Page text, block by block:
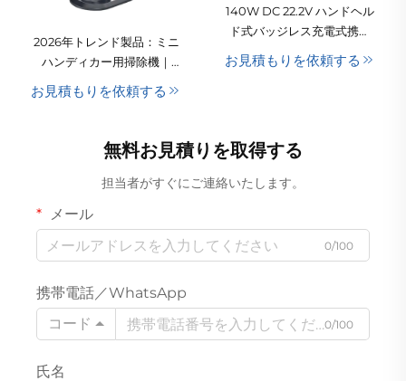
2026年トレンド製品：ミニ
ハンディカー用掃除機｜
USB／電源アダプター対応
｜乾式機能付き｜人気急上
お見積もりを依頼する
140W DC 22.2V ハンドヘル
ド式バッジレス充電式携帯
用真空掃除機（乾式機能付
き）、ホテルおよび家庭用
お見積もりを依頼する
無料お見積りを取得する
担当者がすぐにご連絡いたします。
メール
0/100
携帯電話／WhatsApp
コード
0/100
氏名